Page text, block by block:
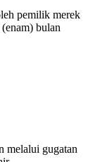
pemilik merek
bulan
melalui gugatan